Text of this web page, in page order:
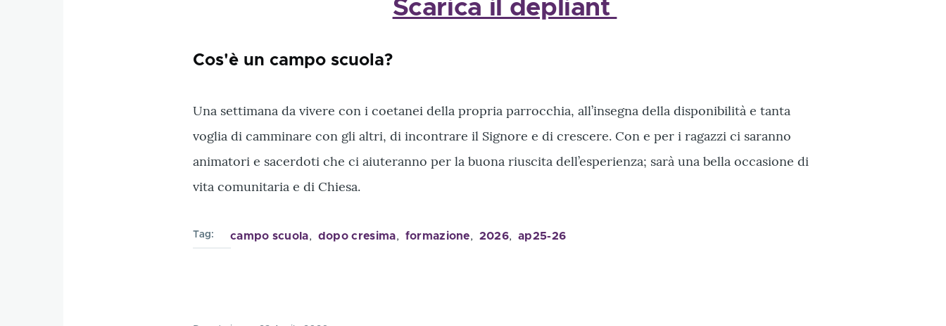
Scarica il depliant
Cos'è un campo scuola?
Una settimana da vivere con i coetanei della propria parrocchia, all’insegna della disponibilità e tanta
voglia di camminare con gli altri, di incontrare il Signore e di crescere. Con e per i ragazzi ci saranno
animatori e sacerdoti che ci aiuteranno per la buona riuscita dell’esperienza; sarà una bella occasione di
vita comunitaria e di Chiesa.
Tag campo scuola dopo cresima formazione 2026 ap25-26